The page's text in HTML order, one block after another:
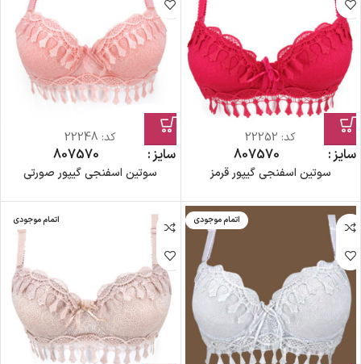
کد: 22252
سایز 70
75
80
سوتین اسفنجی گیپور قرمز
کد: 22248
سایز 70
75
80
سوتین اسفنجی گیپور صورتی
اتمام موجودی اتمام موجودی